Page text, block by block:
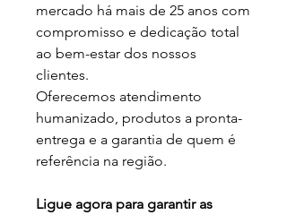
mercado há mais de 25 anos com
compromisso e dedicação total
ao bem-estar dos nossos
clientes.
Oferecemos atendimento
humanizado, produtos a pronta-
entrega e a garantia de quem é
referência na região.
Ligue agora para garantir as